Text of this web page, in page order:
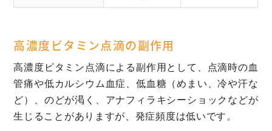
高濃度ビタミン点滴の副作用
高濃度ビタミン点滴による副作用として、点滴時の血
管痛や低カルシウム血症、低血糖（めまい、冷や汗な
ど）、のどが渇く、アナフィラキシーショックなどが
生じることがありますが、発症頻度は低いです。